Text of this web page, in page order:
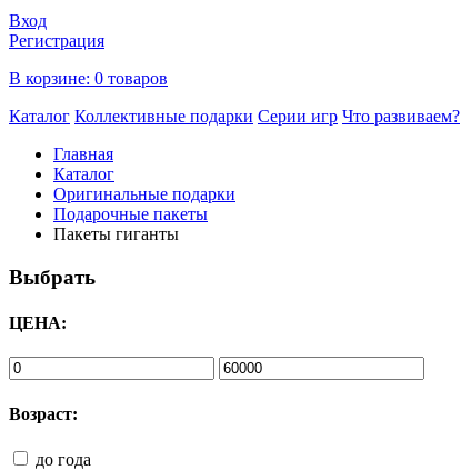
Вход
Регистрация
В корзине: 0 товаров
Каталог Коллективные подарки Серии игр Что развиваем?
Главная
Каталог
Оригинальные подарки
Подарочные пакеты
Пакеты гиганты
Выбрать
ЦЕНА:
Возраст:
до года